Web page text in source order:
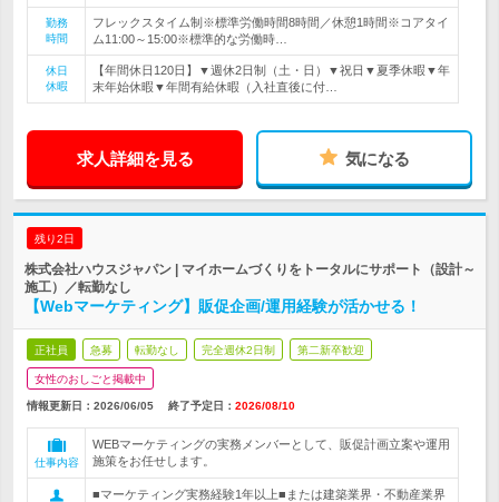
勤務
時間
フレックスタイム制※標準労働時間8時間／休憩1時間※コアタイ
ム11:00～15:00※標準的な労働時…
休日
休暇
【年間休日120日】▼週休2日制（土・日）▼祝日▼夏季休暇▼年
末年始休暇▼年間有給休暇（入社直後に付…
求人詳細を見る 気になる
残り2日
株式会社ハウスジャパン | マイホームづくりをトータルにサポート（設計～
施工）／転勤なし
【Webマーケティング】販促企画/運用経験が活かせる！
正社員 急募 転勤なし 完全週休2日制 第二新卒歓迎
女性のおしごと掲載中
情報更新日：2026/06/05 終了予定日： 2026/08/10
仕事内容
WEBマーケティングの実務メンバーとして、販促計画立案や運用
施策をお任せします。
■マーケティング実務経験1年以上■または建築業界・不動産業界